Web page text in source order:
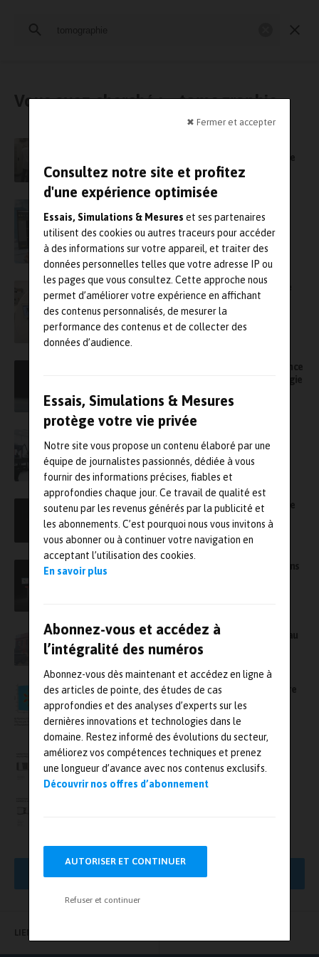
✖ Fermer et accepter
Consultez notre site et profitez
d'une expérience optimisée
Essais, Simulations & Mesures et ses partenaires
utilisent des cookies ou autres traceurs pour accéder
à des informations sur votre appareil, et traiter des
données personnelles telles que votre adresse IP ou
les pages que vous consultez. Cette approche nous
permet d’améliorer votre expérience en affichant
des contenus personnalisés, de mesurer la
performance des contenus et de collecter des
données d’audience.
Essais, Simulations & Mesures
protège votre vie privée
Notre site vous propose un contenu élaboré par une
équipe de journalistes passionnés, dédiée à vous
fournir des informations précises, fiables et
approfondies chaque jour. Ce travail de qualité est
soutenu par les revenus générés par la publicité et
les abonnements. C’est pourquoi nous vous invitons à
vous abonner ou à continuer votre navigation en
acceptant l’utilisation des cookies.
En savoir plus
Abonnez-vous et accédez à
l’intégralité des numéros
Abonnez-vous dès maintenant et accédez en ligne à
des articles de pointe, des études de cas
approfondies et des analyses d’experts sur les
dernières innovations et technologies dans le
domaine. Restez informé des évolutions du secteur,
améliorez vos compétences techniques et prenez
une longueur d’avance avec nos contenus exclusifs.
Découvrir nos offres d’abonnement
AUTORISER ET CONTINUER
Refuser et continuer
Vous avez cherché : « tomographie »
composite et des contrôles par tomographie
pour Dassault Aviation
intellectuelle de Digisens
Un nouveau scanner au Cetim pour répondre
aux enjeux du secteur aéronautique
Zeiss inaugure à Mérignac le Quality Excellence
Center, son nouveau laboratoire de métrologie
Métrologie, spécialiste de la prestation de
mesures 3D
Zeiss fusionne avec GOM France et ouvre une
agence dans l’Est
Microscopie : Grenoble INP–UGA investit dans
Sematec (groupe Hexagon) ouvre un nouveau
laboratoire de métrologie à Lyon
Pprime et le CEA créent Fleche, un laboratoire
commun
Zeiss acquiert Bosello High Technology, le
spécialiste des systèmes à rayons X
LIENS UTILES